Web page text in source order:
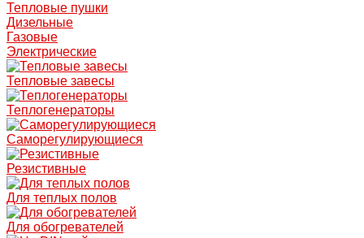
Тепловые пушки
Дизельные
Газовые
Электрические
Тепловые завесы
Теплогенераторы
Саморегулирующиеся
Резистивные
Для теплых полов
Для обогревателей